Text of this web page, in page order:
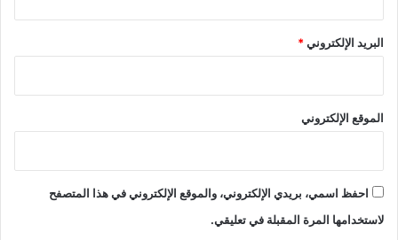
البريد الإلكتروني*
الموقع الإلكتروني
احفظ اسمي، بريدي الإلكتروني، والموقع الإلكتروني في هذا المتصفح
لاستخدامها المرة المقبلة في تعليقي.